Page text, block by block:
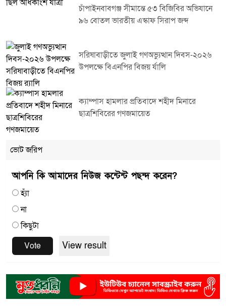
চাঁপাইনবাবগঞ্জ সীমান্তে ৫৩ বিজিবির অভিযানে
৯৬ বোতল ভারতীয় এস্কাফ সিরাপ জব্দ
সরিষাবাড়ীতে জুলাই গণঅভ্যুত্থান দিবস-২০২৬
উপলক্ষে বিএনপির বিজয় র্যালি
ক্যাম্পাস হামলার প্রতিবাদে শহীদ মিনারে
ছাত্রশিবিরের গণজমায়েত
ভোট জরিপ
আপনি কি আমাদের নিউজ কন্টেন্ট পছন্দ করেন?
হ্যাঁ
না
কিছুটা
Vote
View result